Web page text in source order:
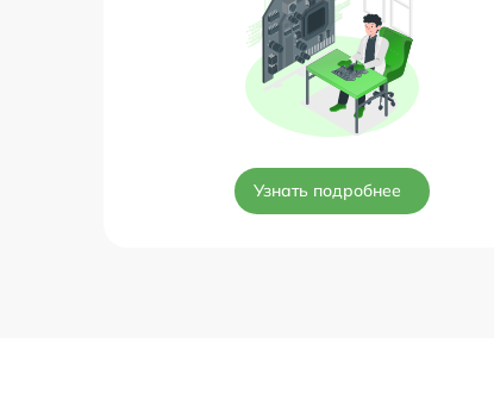
Узнать подробнее